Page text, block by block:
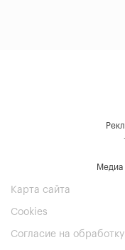
Медиа
Карта сайта
Cookies
Согласие на